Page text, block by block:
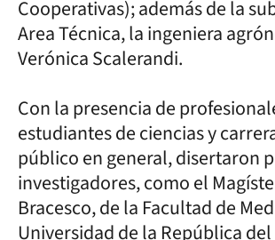
Cooperativas); además de la
Area Técnica, la ingeniera
Verónica Scalerandi.
Con la presencia de
estudiantes de ciencias y
público en general, disertaron
investigadores, como el
Bracesco, de la Facultad de
Universidad de la República